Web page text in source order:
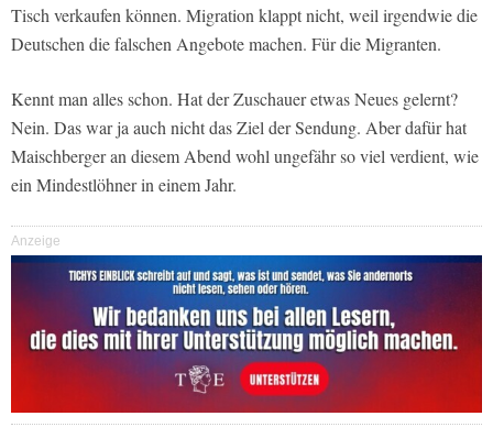
Tisch verkaufen können. Migration klappt nicht, weil irgendwie die
Deutschen die falschen Angebote machen. Für die Migranten.
Kennt man alles schon. Hat der Zuschauer etwas Neues gelernt?
Nein. Das war ja auch nicht das Ziel der Sendung. Aber dafür hat
Maischberger an diesem Abend wohl ungefähr so viel verdient, wie
ein Mindestlöhner in einem Jahr.
Anzeige